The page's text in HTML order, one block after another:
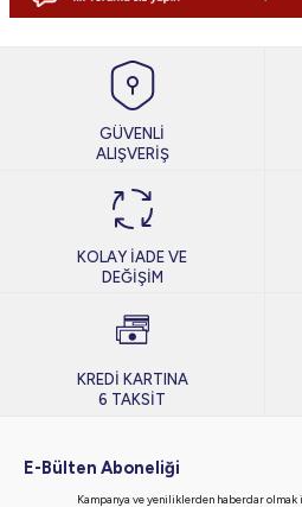
GÜVENLİ
ALIŞVERİŞ
KOLAY İADE VE
DEĞİŞİM
KREDİ KARTINA
6 TAKSİT
E-Bülten Aboneliği
Kampanya ve yeniliklerden haberdar